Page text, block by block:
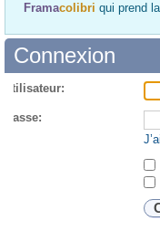
Framacolibri qui prend
Connexion
passe: